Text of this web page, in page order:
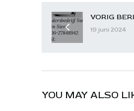
VORIG
19 juni 2024
YOU MAY ALSO